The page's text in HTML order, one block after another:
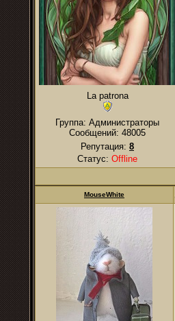
La patrona
Группа: Администраторы
Сообщений: 48005
Репутация: 8
Статус: Offline
MouseWhite